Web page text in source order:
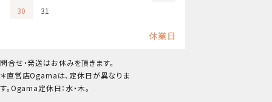
30
31
休業日
問合せ・発送はお休みを頂きます。
＊直営店Ogamaは、定休日が異なりま
す。Ogama定休日：水・木。